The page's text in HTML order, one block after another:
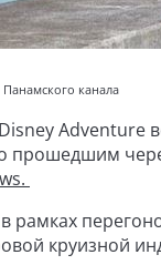
канала
Adventure
прошедшим
рамках
круизной